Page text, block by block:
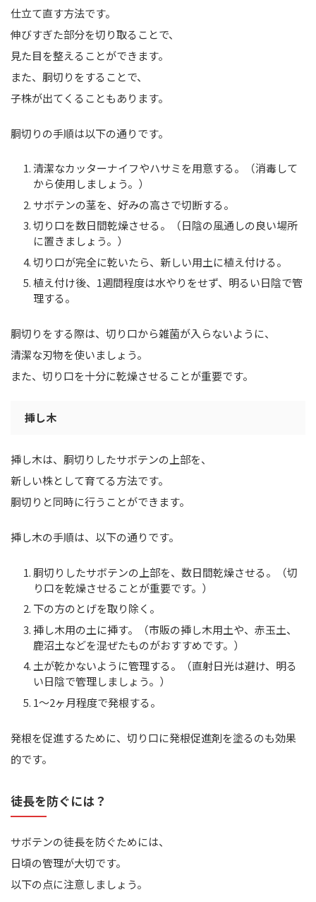
仕立て直す方法です。
伸びすぎた部分を切り取ることで、
見た目を整えることができます。
また、胴切りをすることで、
子株が出てくることもあります。
胴切りの手順は以下の通りです。
清潔なカッターナイフやハサミを用意する。（消毒して
から使用しましょう。）
サボテンの茎を、好みの高さで切断する。
切り口を数日間乾燥させる。（日陰の風通しの良い場所
に置きましょう。）
切り口が完全に乾いたら、新しい用土に植え付ける。
植え付け後、1週間程度は水やりをせず、明るい日陰で管
理する。
胴切りをする際は、切り口から雑菌が入らないように、
清潔な刃物を使いましょう。
また、切り口を十分に乾燥させることが重要です。
挿し木
挿し木は、胴切りしたサボテンの上部を、
新しい株として育てる方法です。
胴切りと同時に行うことができます。
挿し木の手順は、以下の通りです。
胴切りしたサボテンの上部を、数日間乾燥させる。（切
り口を乾燥させることが重要です。）
下の方のとげを取り除く。
挿し木用の土に挿す。（市販の挿し木用土や、赤玉土、
鹿沼土などを混ぜたものがおすすめです。）
土が乾かないように管理する。（直射日光は避け、明る
い日陰で管理しましょう。）
1～2ヶ月程度で発根する。
発根を促進するために、切り口に発根促進剤を塗るのも効果
的です。
徒長を防ぐには？
サボテンの徒長を防ぐためには、
日頃の管理が大切です。
以下の点に注意しましょう。